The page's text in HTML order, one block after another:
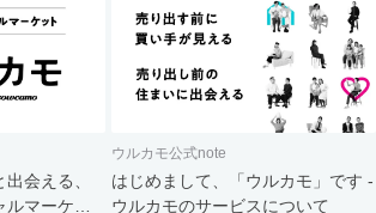
会える、
ルマーケッ
ウルカモ公式note
はじめまして、「ウルカモ」です -
ウルカモのサービスについて